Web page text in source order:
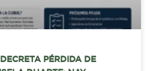
PÉRDIDA DE